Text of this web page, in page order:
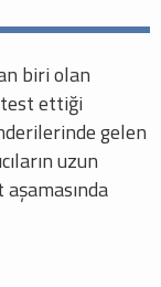
biri olan
ettiği
gelen
uzun